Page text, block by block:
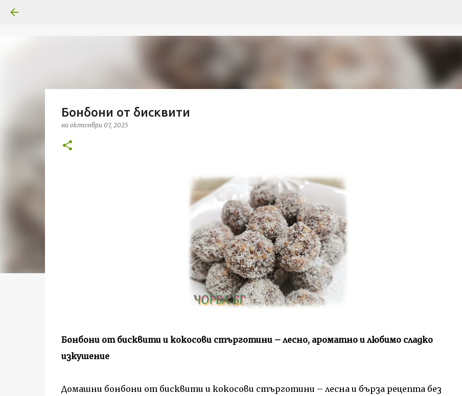
Бонбони от бисквити
на октомври 07, 2025
Бонбони от бисквити и кокосови стърготини – лесно, ароматно и любимо сладко
изкушение
Домашни бонбони от бисквити и кокосови стърготини – лесна и бърза рецепта без